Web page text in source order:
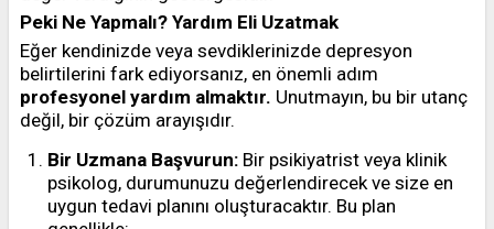
Peki Ne Yapmalı? Yardım Eli Uzatmak
Eğer kendinizde veya sevdiklerinizde depresyon
belirtilerini fark ediyorsanız, en önemli adım
profesyonel yardım almaktır. Unutmayın, bu bir utanç
değil, bir çözüm arayışıdır.
Bir Uzmana Başvurun: Bir psikiyatrist veya klinik
psikolog, durumunuzu değerlendirecek ve size en
uygun tedavi planını oluşturacaktır. Bu plan